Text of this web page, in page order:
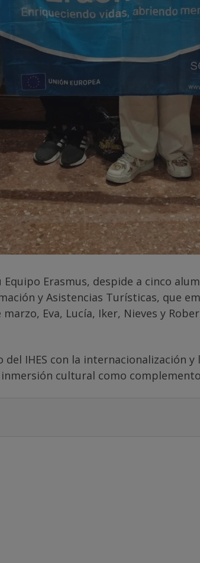
Erasmus, despide a cinco
y Asistencias Turísticas, que
Eva, Lucía, Iker, Nieves y
IHES con la internacionalización
cultural como